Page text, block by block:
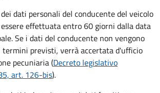
dati personali del conducente del veicolo
effettuata entro 60 giorni dalla data
Se i dati del conducente non vengono
previsti, verrà accertata d'ufficio
pecuniaria (Decreto legislativo
art. 126-bis).